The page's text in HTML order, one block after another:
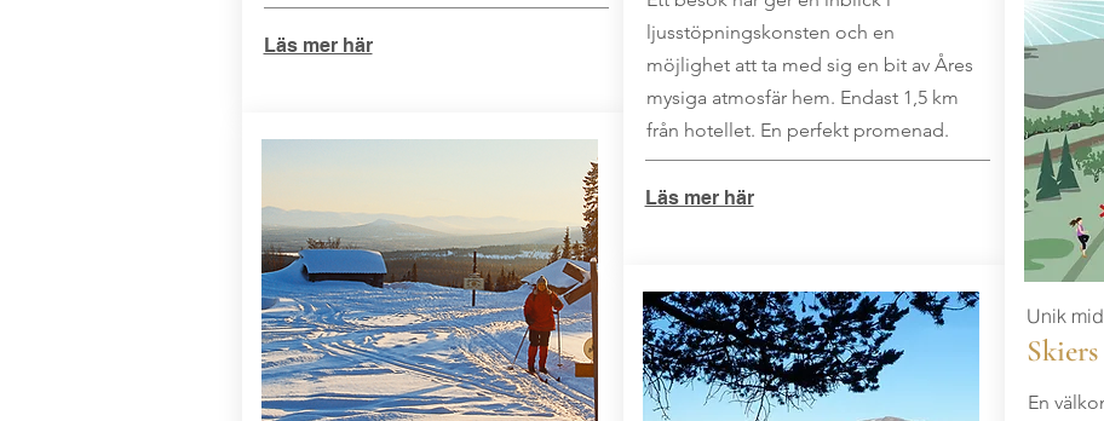
Läs mer här
ljusstöpningskonsten och en
möjlighet att ta med sig en bit av Åres
mysiga atmosfär hem. Endast 1,5 km
från hotellet. En perfekt promenad.
Läs mer här
Unik
En